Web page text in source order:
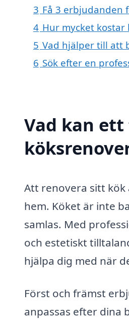
3 Få 3 erbjudanden
4 Hur mycket kostar
5 Vad hjälper till att
6 Sök efter en
Vad kan
Att renovera sitt kök
hem. Köket är inte
samlas. Med
och estetiskt
hjälpa dig med när
Först och främst
anpassas efter dina